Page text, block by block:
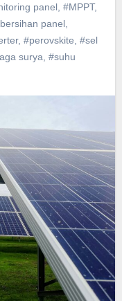
panel, #MPPT,
panel,
, #perovskite #sel
surya #suhu